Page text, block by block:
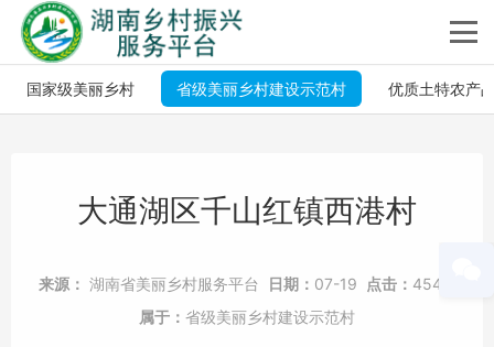
国家级美丽乡村 省级美丽乡村建设示范村 优质土特农产
大通湖区千山红镇西港村
来源： 湖南省美丽乡村服务平台 日期： 07-19 点击： 4547
属于： 省级美丽乡村建设示范村